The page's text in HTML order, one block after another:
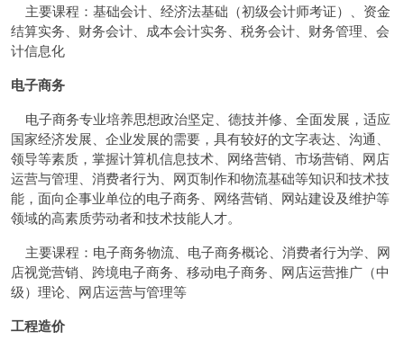
主要课程：基础会计、经济法基础（初级会计师考证）、资金
结算实务、财务会计、成本会计实务、税务会计、财务管理、会
计信息化
电子商务
电子商务专业培养思想政治坚定、德技并修、全面发展，适应
国家经济发展、企业发展的需要，具有较好的文字表达、沟通、
领导等素质，掌握计算机信息技术、网络营销、市场营销、网店
运营与管理、消费者行为、网页制作和物流基础等知识和技术技
能，面向企事业单位的电子商务、网络营销、网站建设及维护等
领域的高素质劳动者和技术技能人才。
主要课程：电子商务物流、电子商务概论、消费者行为学、网
店视觉营销、跨境电子商务、移动电子商务、网店运营推广（中
级）理论、网店运营与管理等
工程造价